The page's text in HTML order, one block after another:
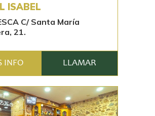
ISABEL
C/ Santa María
21.
INFO LLAMAR